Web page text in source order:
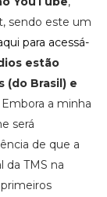
sendo este um
para acessá-
estão
(do Brasil) e
Embora a minha
será
de que a
da TMS na